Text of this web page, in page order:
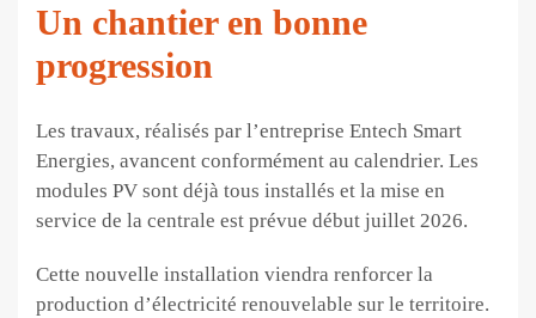
Un chantier en bonne
progression
Les travaux, réalisés par l’entreprise Entech Smart
Energies, avancent conformément au calendrier. Les
modules PV sont déjà tous installés et la mise en
service de la centrale est prévue début juillet 2026.
Cette nouvelle installation viendra renforcer la
production d’électricité renouvelable sur le territoire.